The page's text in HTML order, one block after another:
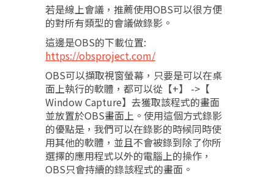
若是線上會議，推薦使用OBS可以很方便
的對所有類型的會議做錄影。
這邊是OBS的下載位置:
https://obsproject.com/
OBS可以擷取視窗螢幕，只要是可以在桌
面上執行的軟體，都可以從【+】 ->【
Window Capture】去獲取該程式的畫面
並放置於OBS畫面上。使用這個方式錄影
的優點是，我們可以在錄影的時候同時使
用其他的軟體，並且不會被錄到除了你所
選擇的應用程式以外的電腦上的操作，
OBS只會持續的錄該程式的畫面。